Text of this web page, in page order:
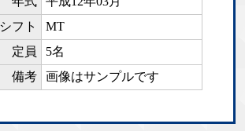
シフト
MT
定員
5名
備考
画像はサンプルです